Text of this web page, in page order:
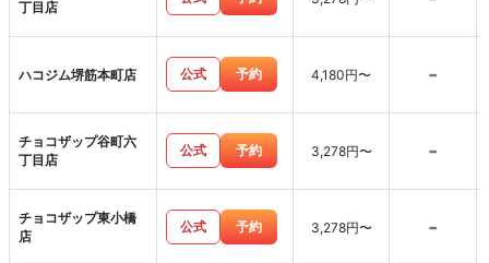
丁目店
ハコジム堺筋本町店 公式 予約 4,180円〜 -
チョコザップ谷町六
丁目店
公式 予約 3,278円〜 -
チョコザップ東小橋
店
公式 予約 3,278円〜 -